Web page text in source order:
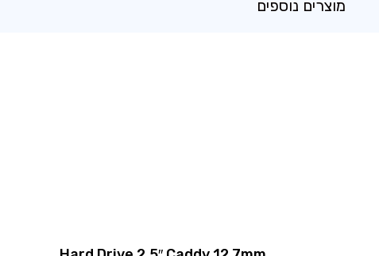
מוצרים נוספים